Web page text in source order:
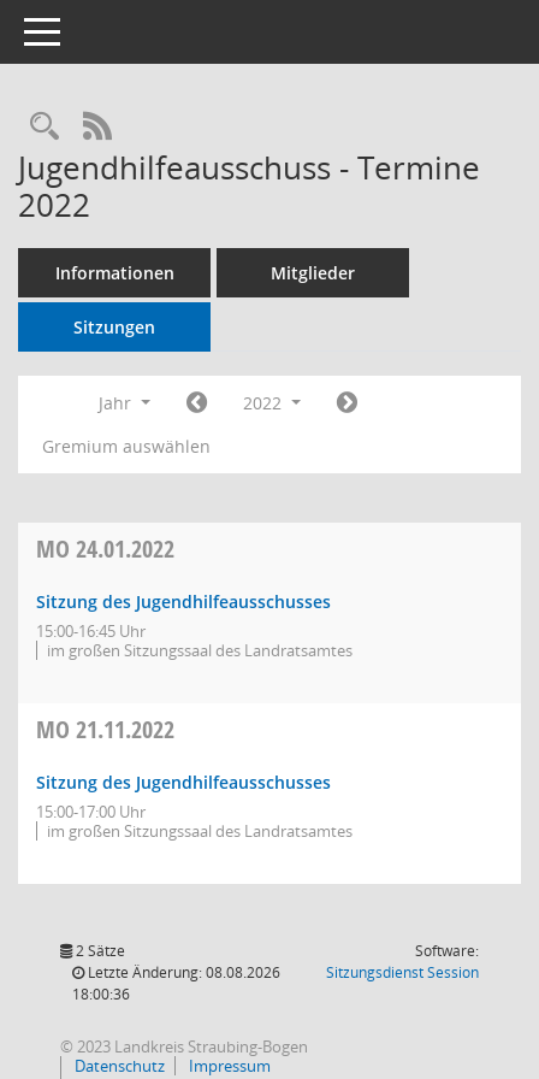
Toggle navigation
RSS-Feed
Jugendhilfeausschuss - Termine
2022
Informationen Mitglieder
Sitzungen
Jahr
2022
Gremium auswählen
MO 24.01.2022
Sitzung des Jugendhilfeausschusses
15:00-16:45 Uhr
im großen Sitzungssaal des Landratsamtes
MO 21.11.2022
Sitzung des Jugendhilfeausschusses
15:00-17:00 Uhr
im großen Sitzungssaal des Landratsamtes
2 Sätze
Letzte Änderung: 08.08.2026
18:00:36
Software:
SitzungsdienstSession(Wird in
© 2023 Landkreis Straubing-Bogen
Datenschutz
Impressum